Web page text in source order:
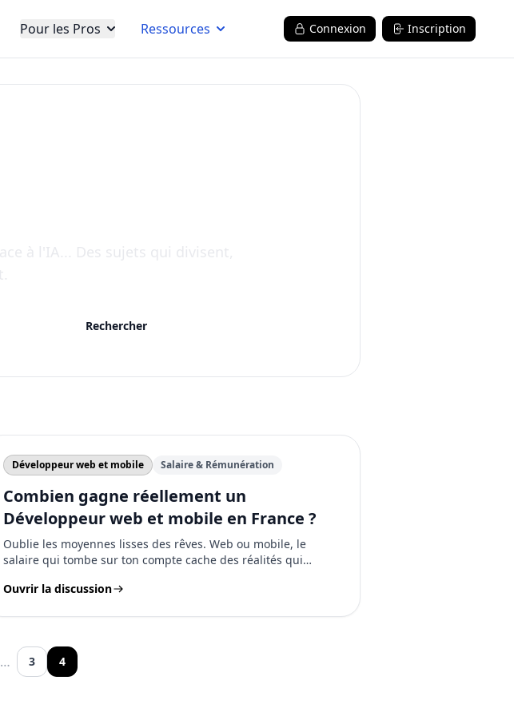
Pour les Pros Ressources Connexion Inscription
Rechercher
Développeur web et mobile Salaire & Rémunération
Combien gagne réellement un
Développeur web et mobile en France ?
Oublie les moyennes lisses des rêves. Web ou mobile, le
salaire qui tombe sur ton compte cache des réalités qui
Ouvrir la discussion
… 3 4